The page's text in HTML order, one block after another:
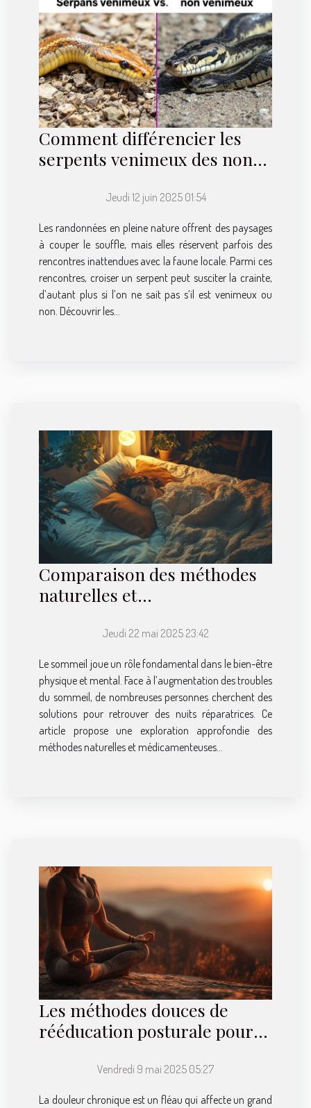
Comment différencier les
serpents venimeux des non-
Jeudi 12 juin 2025 01:54
Les randonnées en pleine nature offrent des paysages
à couper le souffle, mais elles réservent parfois des
rencontres inattendues avec la faune locale. Parmi ces
rencontres, croiser un serpent peut susciter la crainte,
d’autant plus si l’on ne sait pas s’il est venimeux ou
non. Découvrir les...
Comparaison des méthodes
naturelles et
améliorer le sommeil
Jeudi 22 mai 2025 23:42
Le sommeil joue un rôle fondamental dans le bien-être
physique et mental. Face à l’augmentation des troubles
du sommeil, de nombreuses personnes cherchent des
solutions pour retrouver des nuits réparatrices. Ce
article propose une exploration approfondie des
méthodes naturelles et médicamenteuses...
Les méthodes douces de
rééducation posturale pour
chroniquesVendredi 9 mai 2025 05:27
La douleur chronique est un fléau qui affecte un grand